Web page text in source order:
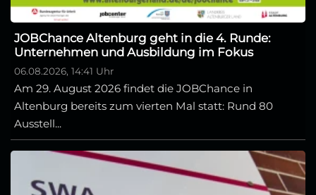
JOBChance Altenburg geht in die 4. Runde:
Unternehmen und Ausbildung im Fokus
06.08.2026, 14:41 Uhr
Am 29. August 2026 findet die JOBChance in
Altenburg bereits zum vierten Mal statt: Rund 80
Ausstell...